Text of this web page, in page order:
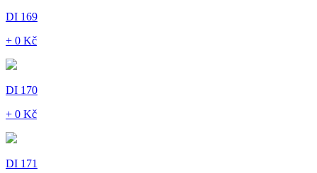
DI 169
+ 0 Kč
DI 170
+ 0 Kč
DI 171